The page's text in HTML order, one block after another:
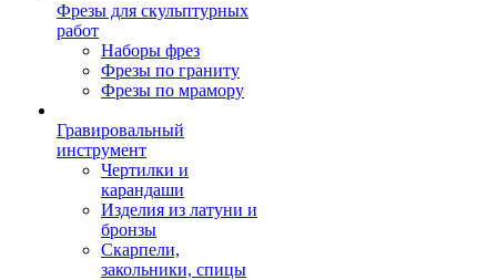
Фрезы для скульптурных
работ
Наборы фрез
Фрезы по граниту
Фрезы по мрамору
Гравировальный
инструмент
Чертилки и
карандаши
Изделия из латуни и
бронзы
Скарпели,
закольники, спицы